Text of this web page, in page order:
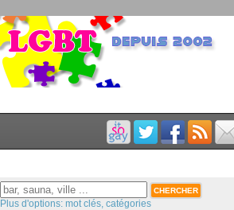
Plus d'options: mot clés, catégories